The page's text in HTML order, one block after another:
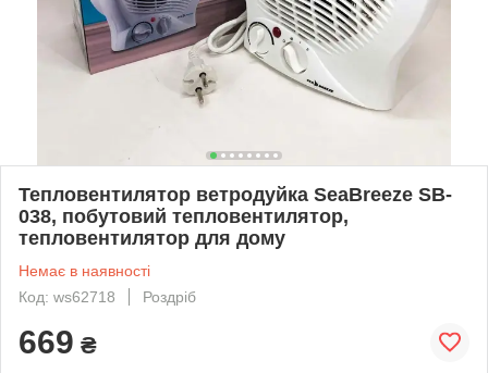
Тепловентилятор ветродуйка SeaBreeze SB-
038, побутовий тепловентилятор,
тепловентилятор для дому
Немає в наявності
Код: ws62718
Роздріб
669 ₴